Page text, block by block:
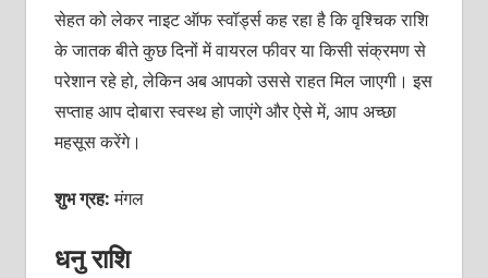
सेहत को लेकर नाइट ऑफ स्वॉर्ड्स कह रहा है कि वृश्चिक राशि
के जातक बीते कुछ दिनों में वायरल फीवर या किसी संक्रमण से
परेशान रहे हो, लेकिन अब आपको उससे राहत मिल जाएगी। इस
सप्ताह आप दोबारा स्वस्थ हो जाएंगे और ऐसे में, आप अच्छा
महसूस करेंगे।
शुभ ग्रह:मंगल
धनु राशि